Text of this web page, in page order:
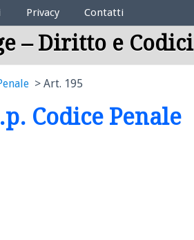
Privacy Contatti
– Diritto e Codici
Art. 195
Codice Penale